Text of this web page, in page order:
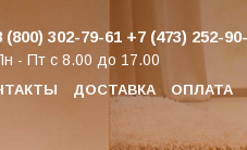
ДОСТАВКА ОПЛАТА
(800) 302-79-61 +7 (473) 252-
- Пт с 8.00 до 17.00